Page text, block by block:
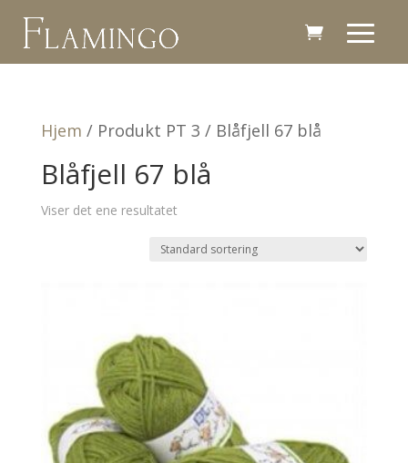
Hjem / Produkt PT 3 / Blåfjell 67 blå
Blåfjell 67 blå
Viser det ene resultatet